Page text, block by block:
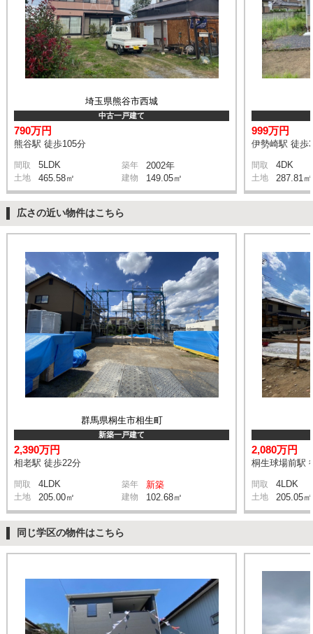
埼玉県熊谷市西城
中古一戸建て
790万円
熊谷駅 徒歩105分
間取 5LDK 築年 2002年
土地 465.58㎡ 建物 149.05㎡
999万円
伊勢崎駅 徒歩
間取 4DK
土地 287.81㎡
広さの近い物件はこちら
群馬県桐生市相生町
新築一戸建て
2,390万円
相老駅 徒歩22分
間取 4LDK 築年 新築
土地 205.00㎡ 建物 102.68㎡
2,080万円
桐生球場前駅
間取 4LDK
土地 205.05㎡
同じ学区の物件はこちら